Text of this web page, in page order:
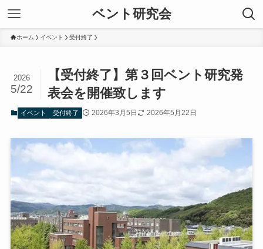
ベント研究会
ホーム イベント 受付終了
【受付終了】第３回ベント研究発
表会を開催致します
2026
5/22
イベント 受付終了 2026年3月5日 2026年5月22日